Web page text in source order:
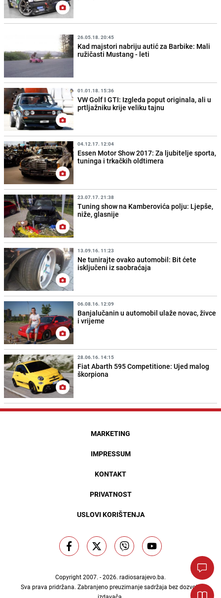
26.05.18. 20:45
Kad majstori nabriju autić za Barbike: Mali
ružičasti Mustang - leti
01.01.18. 15:36
VW Golf I GTI: Izgleda poput originala, ali u
prtljažniku krije veliku tajnu
04.12.17. 12:04
Essen Motor Show 2017: Za ljubitelje sporta,
tuninga i trkačkih oldtimera
23.07.17. 21:38
Tuning show na Kamberovića polju: Ljepše,
niže, glasnije
13.09.16. 11:23
Ne tunirajte ovako automobil: Bit ćete
isključeni iz saobraćaja
06.08.16. 12:09
Banjalučanin u automobil ulaže novac, živce
i vrijeme
28.06.16. 14:15
Fiat Abarth 595 Competitione: Ujed malog
škorpiona
MARKETING
IMPRESSUM
KONTAKT
PRIVATNOST
USLOVI KORIŠTENJA
Copyright 2007. - 2026. radiosarajevo.ba.
Sva prava pridržana. Zabranjeno preuzimanje sadržaja bez dozvole
izdavača.